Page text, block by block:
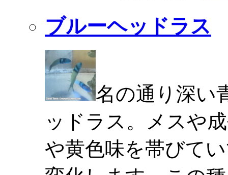
ブルーヘッドラス
名の通り深い
ッドラス。メスや
や黄色味を帯びて